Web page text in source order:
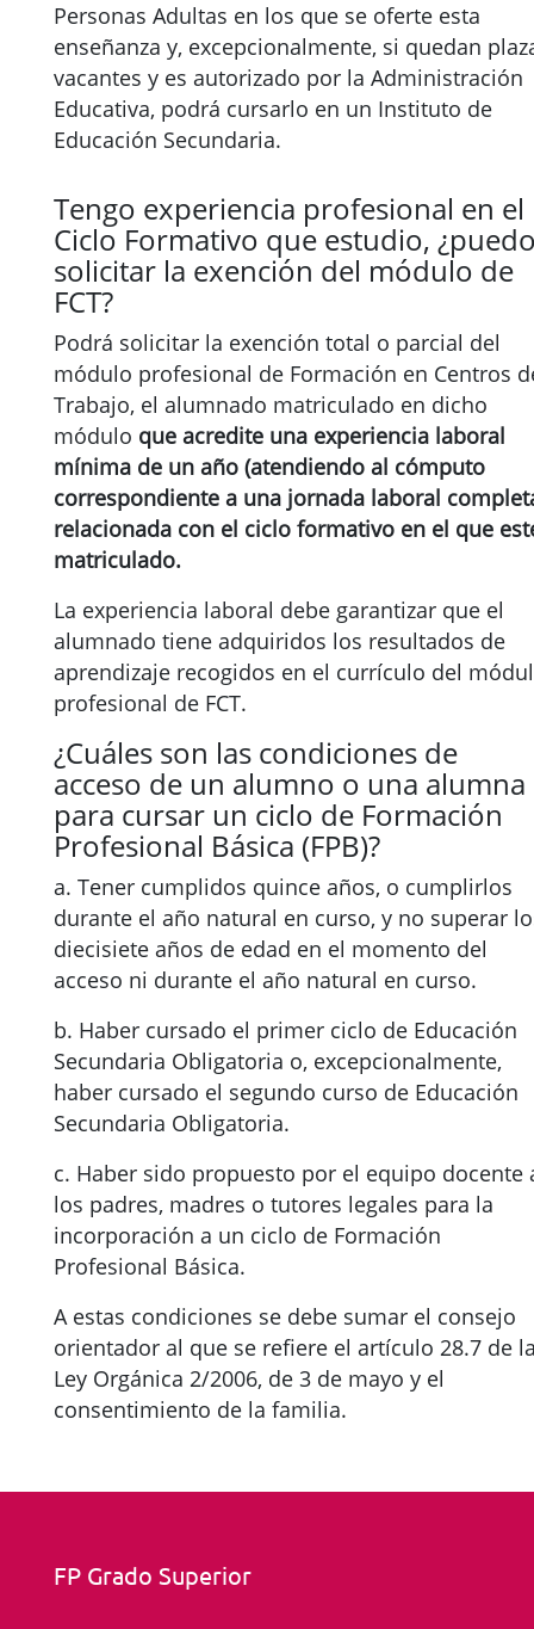
Personas Adultas en los que se oferte esta
enseñanza y, excepcionalmente, si quedan
vacantes y es autorizado por la Administración
Educativa, podrá cursarlo en un Instituto de
Educación Secundaria.
Tengo experiencia profesional en el
Ciclo Formativo que estudio,
solicitar la exención del módulo de
FCT?
Podrá solicitar la exención total o parcial del
módulo profesional de Formación en Centros
Trabajo, el alumnado matriculado en dicho
módulo que acredite una experiencia laboral
mínima de un año (atendiendo al cómputo
correspondiente a una jornada laboral
relacionada con el ciclo formativo en el que
matriculado.
La experiencia laboral debe garantizar que el
alumnado tiene adquiridos los resultados de
aprendizaje recogidos en el currículo del
profesional de FCT.
¿Cuáles son las condiciones de
acceso de un alumno o una alumna
para cursar un ciclo de Formación
Profesional Básica (FPB)?
a. Tener cumplidos quince años, o cumplirlos
durante el año natural en curso, y no superar
diecisiete años de edad en el momento del
acceso ni durante el año natural en curso.
b. Haber cursado el primer ciclo de Educación
Secundaria Obligatoria o, excepcionalmente,
haber cursado el segundo curso de Educación
Secundaria Obligatoria.
c. Haber sido propuesto por el equipo docente
los padres, madres o tutores legales para la
incorporación a un ciclo de Formación
Profesional Básica.
A estas condiciones se debe sumar el consejo
orientador al que se refiere el artículo 28.7 de
Ley Orgánica 2/2006, de 3 de mayo y el
consentimiento de la familia.
FP Grado Superior